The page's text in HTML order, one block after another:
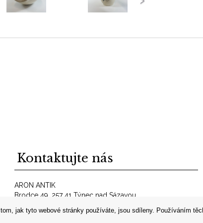
jak tyto webové stránky používáte, jsou sdíleny. Používáním
Kontaktujte nás
ARON ANTIK
Brodce 49, 257 41 Týnec nad Sázavou
E-mail: info@aron-antik.cz